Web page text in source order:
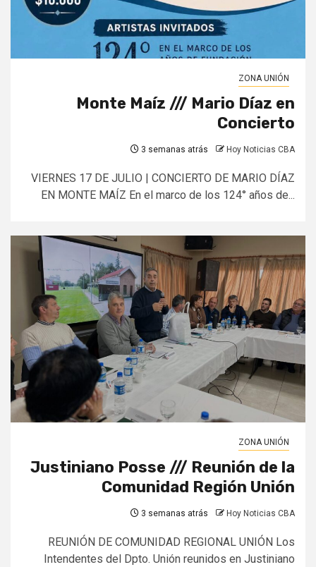
ZONA UNIÓN
Monte Maíz /// Mario Díaz en
Concierto
3 semanas atrás Hoy Noticias CBA
VIERNES 17 DE JULIO | CONCIERTO DE MARIO DÍAZ
EN MONTE MAÍZ En el marco de los 124° años de...
ZONA UNIÓN
Justiniano Posse /// Reunión de la
Comunidad Región Unión
3 semanas atrás Hoy Noticias CBA
REUNIÓN DE COMUNIDAD REGIONAL UNIÓN Los
Intendentes del Dpto. Unión reunidos en Justiniano